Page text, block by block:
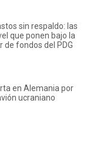
sin respaldo: las
que ponen bajo la
de fondos del PDG
en Alemania por
ucraniano